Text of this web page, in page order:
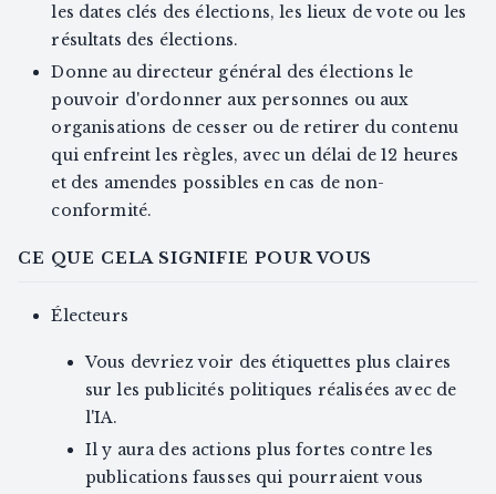
les dates clés des élections, les lieux de vote ou les
résultats des élections.
Donne au directeur général des élections le
pouvoir d'ordonner aux personnes ou aux
organisations de cesser ou de retirer du contenu
qui enfreint les règles, avec un délai de 12 heures
et des amendes possibles en cas de non-
conformité.
CE QUE CELA SIGNIFIE POUR VOUS
Électeurs
Vous devriez voir des étiquettes plus claires
sur les publicités politiques réalisées avec de
l'IA.
Il y aura des actions plus fortes contre les
publications fausses qui pourraient vous